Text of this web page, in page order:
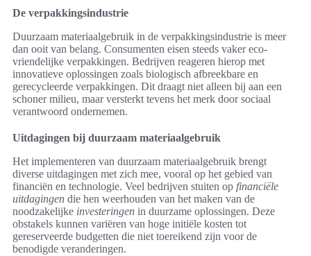
De verpakkingsindustrie
Duurzaam materiaalgebruik in de verpakkingsindustrie is meer
dan ooit van belang. Consumenten eisen steeds vaker eco-
vriendelijke verpakkingen. Bedrijven reageren hierop met
innovatieve oplossingen zoals biologisch afbreekbare en
gerecycleerde verpakkingen. Dit draagt niet alleen bij aan een
schoner milieu, maar versterkt tevens het merk door sociaal
verantwoord ondernemen.
Uitdagingen bij duurzaam materiaalgebruik
Het implementeren van duurzaam materiaalgebruik brengt
diverse uitdagingen met zich mee, vooral op het gebied van
financiën en technologie. Veel bedrijven stuiten op financiële
uitdagingen die hen weerhouden van het maken van de
noodzakelijke investeringen in duurzame oplossingen. Deze
obstakels kunnen variëren van hoge initiële kosten tot
gereserveerde budgetten die niet toereikend zijn voor de
benodigde veranderingen.